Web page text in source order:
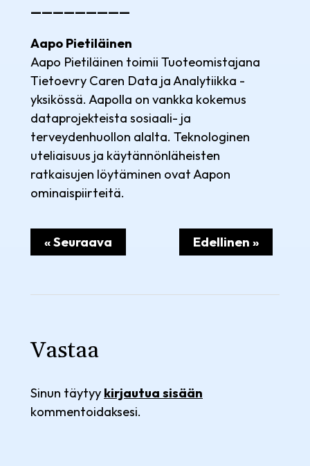
—————————
Aapo Pietiläinen
Aapo Pietiläinen toimii Tuoteomistajana
Tietoevry Caren Data ja Analytiikka -
yksikössä. Aapolla on vankka kokemus
dataprojekteista sosiaali- ja
terveydenhuollon alalta. Teknologinen
uteliaisuus ja käytännönläheisten
ratkaisujen löytäminen ovat Aapon
ominaispiirteitä.
« Seuraava Edellinen »
Vastaa
Sinun täytyy kirjautua sisään
kommentoidaksesi.